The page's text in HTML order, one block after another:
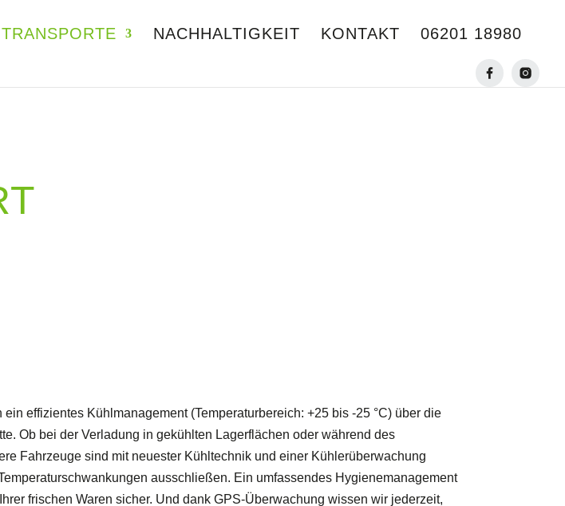
TRANSPORTE NACHHALTIGKEIT KONTAKT 06201 18980
ein effizientes Kühlmanagement (Temperaturbereich: +25 bis -25 °C) über die
Ob bei der Verladung in gekühlten Lagerflächen oder während des
Fahrzeuge sind mit neuester Kühltechnik und einer Kühlerüberwachung
ausschließen. Ein umfassendes Hygienemanagement
frischen Waren sicher. Und dank GPS-Überwachung wissen wir jederzeit,